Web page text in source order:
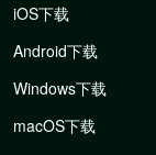
iOS下载
Android下载
Windows下载
macOS下载